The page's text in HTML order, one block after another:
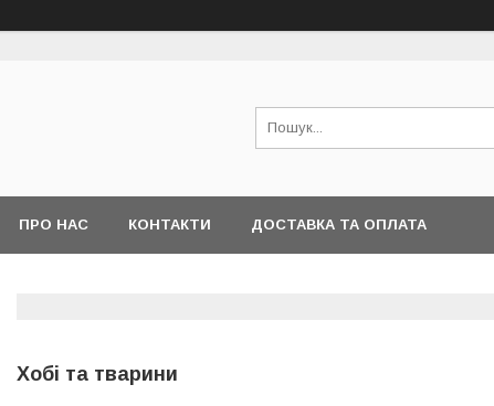
ПРО НАС КОНТАКТИ ДОСТАВКА ТА ОПЛАТА
Хобі та тварини